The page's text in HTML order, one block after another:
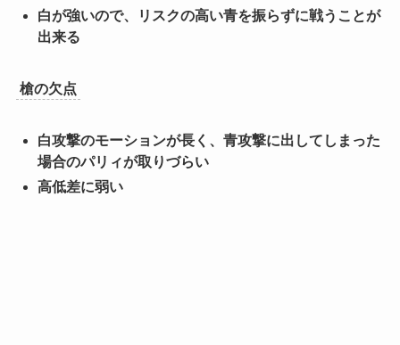
白が強いので、リスクの高い青を振らずに戦うことが
出来る
槍の欠点
白攻撃のモーションが長く、青攻撃に出してしまった
場合のパリィが取りづらい
高低差に弱い